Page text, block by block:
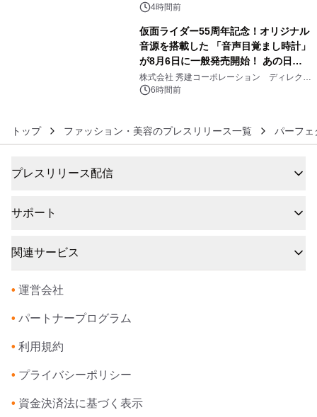
4時間前
仮面ライダー55周年記念！オリジナル
音源を搭載した 「音声目覚まし時計」
が8月6日に一般発売開始！ あの日の
大興奮が今甦る
株式会社 秀建コーポレーション ディレクト
アートギャラリー
6時間前
トップ ファッション・美容のプレスリリース一覧 パーフェ
プレスリリース配信
サポート
関連サービス
• 運営会社
• パートナープログラム
• 利用規約
• プライバシーポリシー
• 資金決済法に基づく表示